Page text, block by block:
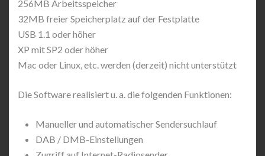
256MB Arbeitsspeicher
32MB freier Speicherplatz auf der Festplatte
USB 1.1 oder höher
XP mit SP2 oder höher
Mac oder Linux, etc. werden (derzeit) nicht unterstützt
Die Software realisiert u. a. die folgenden Funktionen:
Manueller und automatischer Sendersuchlauf
DAB / DMB-Einstellungen